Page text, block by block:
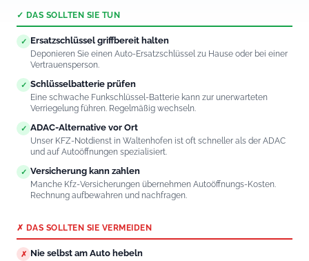
✓ DAS SOLLTEN SIE TUN
✓ Ersatzschlüssel griffbereit halten
Deponieren Sie einen Auto-Ersatzschlüssel zu Hause oder bei einer
Vertrauensperson.
✓ Schlüsselbatterie prüfen
Eine schwache Funkschlüssel-Batterie kann zur unerwarteten
Verriegelung führen. Regelmäßig wechseln.
✓ ADAC-Alternative vor Ort
Unser KFZ-Notdienst in Waltenhofen ist oft schneller als der ADAC
und auf Autoöffnungen spezialisiert.
✓ Versicherung kann zahlen
Manche Kfz-Versicherungen übernehmen Autoöffnungs-Kosten.
Rechnung aufbewahren und nachfragen.
✗ DAS SOLLTEN SIE VERMEIDEN
✗ Nie selbst am Auto hebeln